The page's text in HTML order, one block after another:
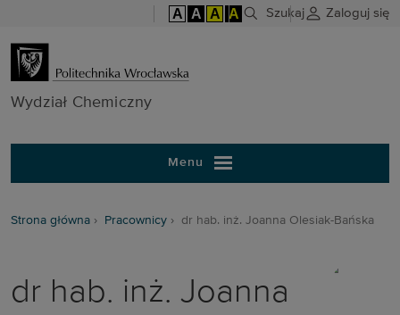
A A A A Szukaj Zaloguj się
Wydział
Wydział Chemiczny
Menu
Strona główna Pracownicy dr hab. inż. Joanna Olesiak-Bańska
dr hab. inż. Joanna